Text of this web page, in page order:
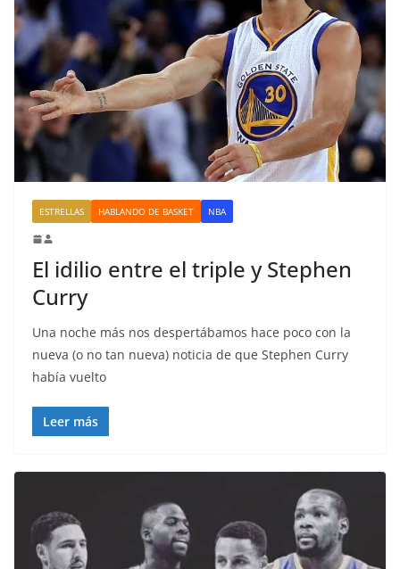
ESTRELLAS HABLANDO DE BASKET NBA
El idilio entre el triple y Stephen
Curry
Una noche más nos despertábamos hace poco con la
nueva (o no tan nueva) noticia de que Stephen Curry
había vuelto
Leer más